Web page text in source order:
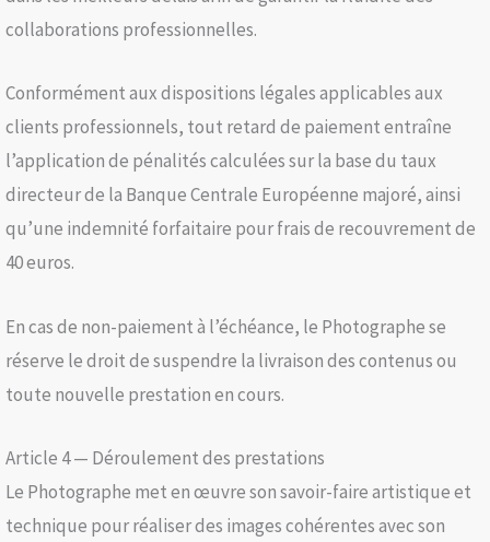
collaborations professionnelles.
Conformément aux dispositions légales applicables aux
clients professionnels, tout retard de paiement entraîne
l’application de pénalités calculées sur la base du taux
directeur de la Banque Centrale Européenne majoré, ainsi
qu’une indemnité forfaitaire pour frais de recouvrement de
40 euros.
En cas de non-paiement à l’échéance, le Photographe se
réserve le droit de suspendre la livraison des contenus ou
toute nouvelle prestation en cours.
Article 4 — Déroulement des prestations
Le Photographe met en œuvre son savoir-faire artistique et
technique pour réaliser des images cohérentes avec son